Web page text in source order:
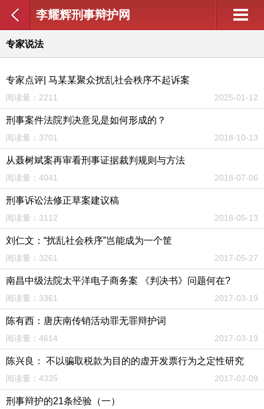
李耀辉刑事辩护网
专家说法
专家点评| 马某某聚众扰乱社会秩序不起诉案
阅读量：2211 2025-01-12
刑事案件法院判决意见是如何形成的？
阅读量：3701 2018-10-13
从聂树斌案再审看刑事证据裁判规则与方法
阅读量：4041 2018-07-06
刑事诉讼法修正草案建议稿
阅读量：3112 2018-05-13
刘仁文：“扰乱社会秩序”岂能成为一个筐
阅读量：3261 2017-05-27
南昌中级法院太平洋电子商务案 《判决书》问题何在?
阅读量：3361 2017-03-19
陈有西：唐庆南传销活动罪无罪辩护词
阅读量：4614 2017-03-19
陈兴良： 不以骗取税款为目的的虚开发票行为之定性研究
阅读量：4335 2017-02-09
刑事辩护的21条经验（一）